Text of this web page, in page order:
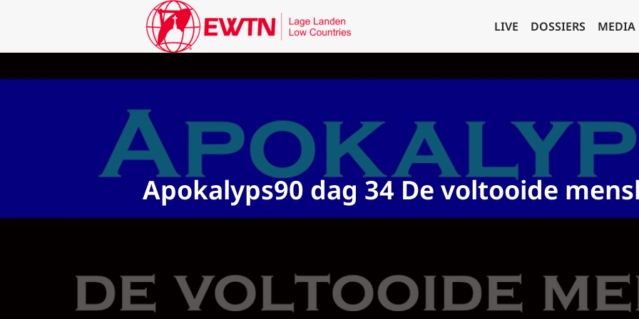
LIVE DOSSIERS MEDIA
Apokalyps90 dag 34 De voltooide